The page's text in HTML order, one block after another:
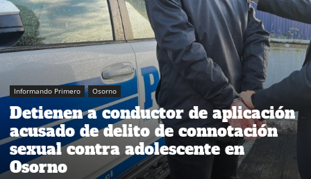
Informando Primero Osorno
Detienen a conductor de aplicación
acusado de delito de connotación
sexual contra adolescente en
Osorno